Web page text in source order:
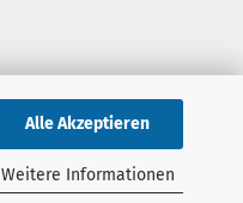
Alle Akzeptieren
Weitere Informationen